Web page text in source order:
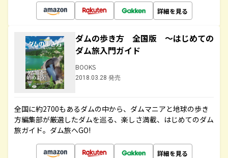
詳細を見る
ダムの歩き方 全国版 ～はじめての
ダム旅入門ガイド
BOOKS
2018.03.28 発売
全国に約2700もあるダムの中から、ダムマニアと地球の歩き
方編集部が厳選したダムを巡る、楽しさ満載、はじめてのダム
旅ガイド。ダム旅へGO!
詳細を見る